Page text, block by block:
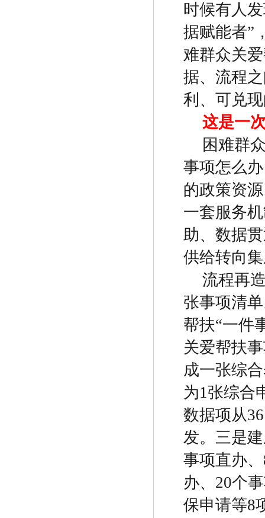
时候有人
据赋能者”
难群众关
据、流程
利、可兑
这是一
困难群
事项怎么
的政策资
一套服务
助、数据
供给转向
流程再
张事项清
帮扶“一件
关爱帮扶
成一张综
为1张综合
数据项从
发。三是
事项直办、
办、 20个
保申请等8